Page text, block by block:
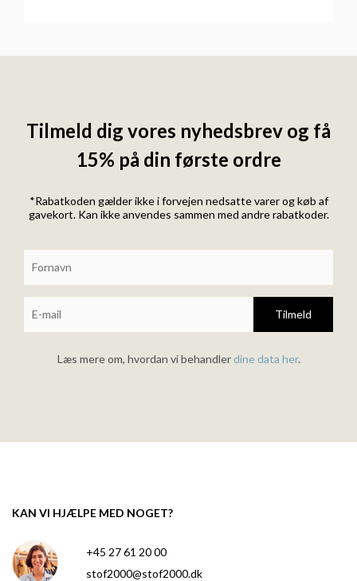
Tilmeld dig vores nyhedsbrev og få
15% på din første ordre
*Rabatkoden gælder ikke i forvejen nedsatte varer og køb af
gavekort. Kan ikke anvendes sammen med andre rabatkoder.
Tilmeld
Læs mere om, hvordan vi behandlerdine data her.
KAN VI HJÆLPE MED NOGET?
+45 27 61 20 00
stof2000@stof2000.dk